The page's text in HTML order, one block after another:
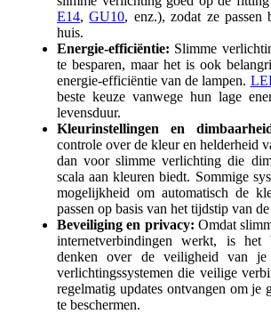
E14,GU10, enz.), zodat ze
huis.
Energie-efficiëntie: Slimme
te besparen, maar het is ook
energie-efficiëntie van de lampen.
beste keuze vanwege hun lage
levensduur.
Kleurinstellingen en
controle over de kleur en helderheid
dan voor slimme verlichting die
scala aan kleuren biedt. Sommige
mogelijkheid om automatisch de
passen op basis van het tijdstip van
Beveiliging en privacy: Omdat
internetverbindingen werkt, is
denken over de veiligheid van je
verlichtingssystemen die veilige
regelmatig updates ontvangen om je
te beschermen.